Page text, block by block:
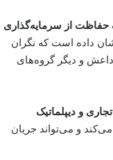
از سرمایه‌گذاری
داده است که نگران
داعش و دیگر گروه‌های
و دیپلماتیک
می‌کند و می‌تواند جریان